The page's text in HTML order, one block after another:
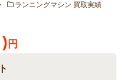
ランニングマシン 買取実績
円